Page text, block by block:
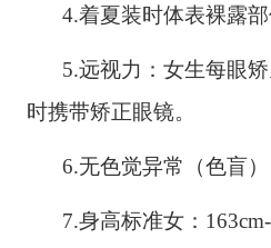
4.着夏装时体表裸露
5.远视力：女生每眼
时携带矫正眼镜。
6.无色觉异常（色盲
7.身高标准女：